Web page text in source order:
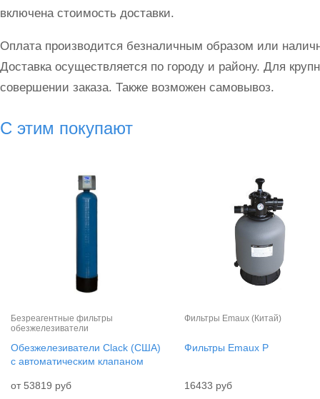
включена стоимость доставки.
Оплата производится безналичным образом или
Доставка осуществляется по городу и району. Для
совершении заказа. Также возможен самовывоз.
С этим покупают
Безреагентные фильтры
обезжелезиватели
Обезжелезиватели Clack (США)
с автоматическим клапаном
от 53819 руб
Фильтры Emaux (Китай)
Фильтры Emaux P
16433 руб